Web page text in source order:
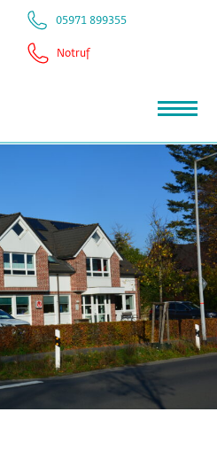
05971 899355
Notruf